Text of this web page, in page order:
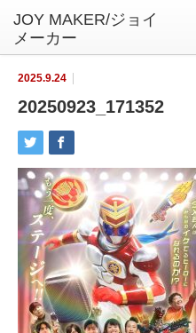
2025.9.24
20250923_171352